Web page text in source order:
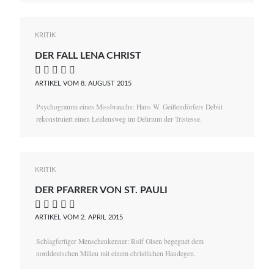
KRITIK
DER FALL LENA CHRIST
    
ARTIKEL VOM 8. AUGUST 2015
Psychogramm eines Missbrauchs: Hans W. Geißendörfers Debüt
rekonstruiert einen Leidensweg im Delirium der Tristesse.
KRITIK
DER PFARRER VON ST. PAULI
    
ARTIKEL VOM 2. APRIL 2015
Schlagfertiger Menschenkenner: Rolf Olsen begegnet dem
norddeutschen Milieu mit einem christlichen Haudegen.